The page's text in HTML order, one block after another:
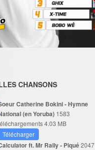
CHANSONS
Catherine Bokini - Hymne
(en Yoruba) 1583
4.03 MB
Télécharger
ft. Mr Rally - Piqué2047